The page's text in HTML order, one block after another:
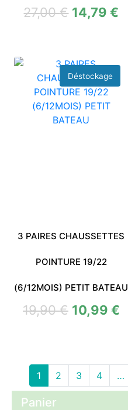
27,00€ 14,79€
3 PAIRES CHAUSSETTES
POINTURE 19/22
(6/12MOIS) PETIT BATEAU
19,90€ 10,99 €
1 2 3 4 …
Panier